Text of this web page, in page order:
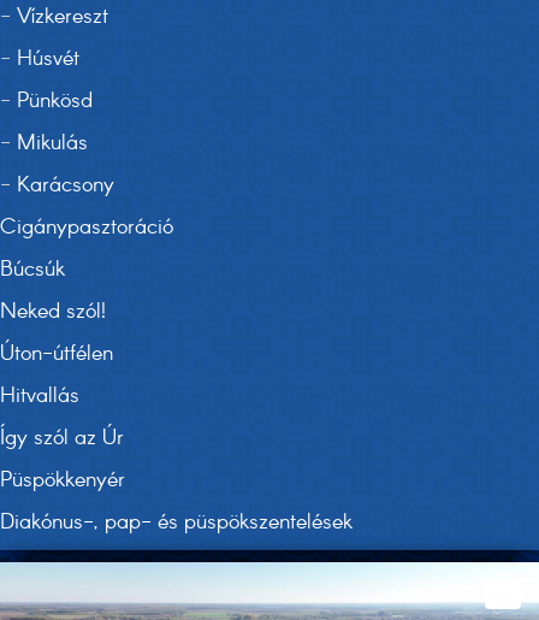
- Vízkereszt
- Húsvét
- Pünkösd
- Mikulás
- Karácsony
Cigánypasztoráció
Búcsúk
Neked szól!
Úton-útfélen
Hitvallás
Így szól az Úr
Püspökkenyér
Diakónus-, pap- és püspökszentelések